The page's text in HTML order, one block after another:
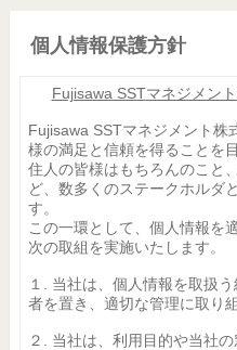
個人情報保護方針
Fujisawa SSTマネジメン
Fujisawa SSTマネジメント株
様の満足と信頼を得ることを
住人の皆様はもちろんのこと
ど、数多くのステークホルダ
す。
この一環として、個人情報を
次の取組を実施いたします。
１. 当社は、個人情報を取扱
者を置き、適切な管理に取り
２. 当社は、利用目的や当社